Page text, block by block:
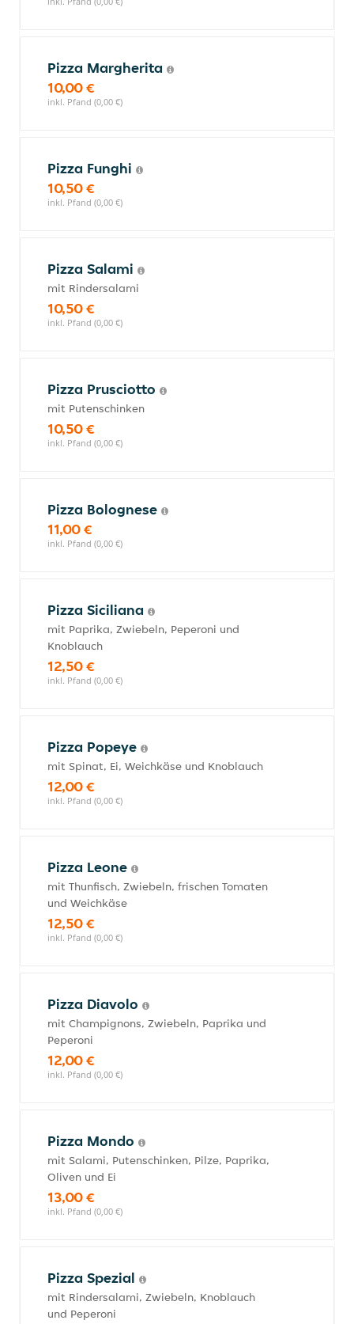
Pizza Margherita
10,00 €
inkl. Pfand (0,00 €)
Pizza Funghi
10,50 €
inkl. Pfand (0,00 €)
Pizza Salami
mit Rindersalami
10,50 €
inkl. Pfand (0,00 €)
Pizza Prusciotto
mit Putenschinken
10,50 €
inkl. Pfand (0,00 €)
Pizza Bolognese
11,00 €
inkl. Pfand (0,00 €)
Pizza Siciliana
mit Paprika, Zwiebeln, Peperoni und
Knoblauch
12,50 €
inkl. Pfand (0,00 €)
Pizza Popeye
mit Spinat, Ei, Weichkäse und Knoblauch
12,00 €
inkl. Pfand (0,00 €)
Pizza Leone
mit Thunfisch, Zwiebeln, frischen Tomaten
und Weichkäse
12,50 €
inkl. Pfand (0,00 €)
Pizza Diavolo
mit Champignons, Zwiebeln, Paprika und
Peperoni
12,00 €
inkl. Pfand (0,00 €)
Pizza Mondo
mit Salami, Putenschinken, Pilze, Paprika,
Oliven und Ei
13,00 €
inkl. Pfand (0,00 €)
Pizza Spezial
mit Rindersalami, Zwiebeln, Knoblauch
und Peperoni